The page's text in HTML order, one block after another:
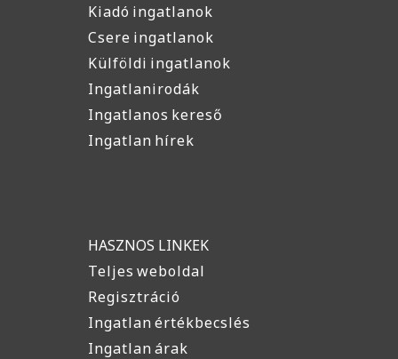
Kiadó ingatlanok
Csere ingatlanok
Külföldi ingatlanok
Ingatlanirodák
Ingatlanos kereső
Ingatlan hírek
HASZNOS LINKEK
Teljes weboldal
Regisztráció
Ingatlan értékbecslés
Ingatlan árak